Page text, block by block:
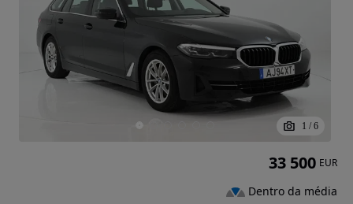
1 / 6
33 500 EUR
Dentro da média